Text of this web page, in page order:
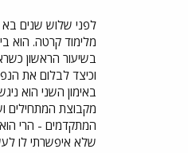
לפני שלוש שנים
מלימוד קרטה. הוא
בשיעור הראשון
וכיצד לבלום את
באימון השני הוא
מקבוצת המתחילים
המתקדמים - הרי
שלא איפשרתי לו